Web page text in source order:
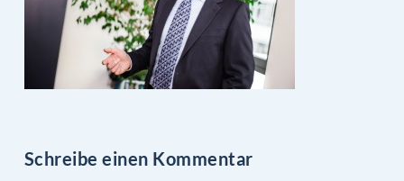
Schreibe einen Kommentar